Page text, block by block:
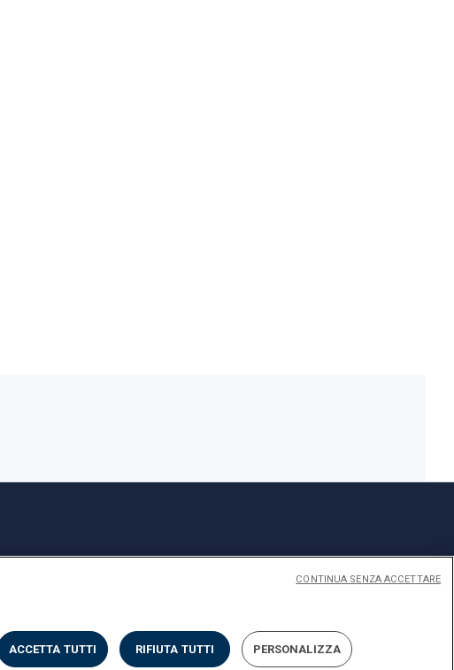
ACCETTA TUTTI RIFIUTA TUTTI PERSONALIZZA
CONTINUA SENZA ACCETTARE